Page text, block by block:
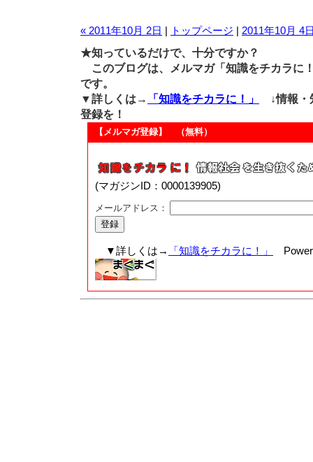
« 2011年10月 2日 | トップページ | 2011年10月 4
★知っているだけで、十分ですか？
このブログは、メルマガ「知識をチカラに
です。
▼詳しくは→
「知識をチカラに！」
↓情報・
登録を！
【メルマガ登録】 （無料）
(マガジンID：0000139905)
メールアドレス：
▼詳しくは→ 「知識をチカラに！」